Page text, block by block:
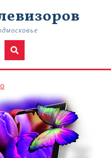
телевизоров
Ясенево